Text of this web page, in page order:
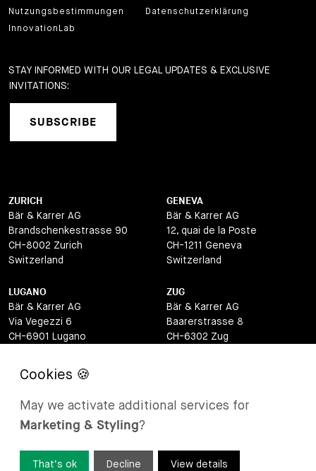
Nutzungsbestimmungen
Datenschutzerklärung
InnovationLab
STAY INFORMED WITH OUR LEGAL UPDATES & EXCLUSIVE
INVITATIONS:
SUBSCRIBE
ZURICH
Bär & Karrer AG
Brandschenkestrasse 90
CH-8002 Zurich
Switzerland
GENEVA
Bär & Karrer AG
12, quai de la Poste
CH-1211 Geneva
Switzerland
LUGANO
Bär & Karrer AG
Via Vegezzi 6
CH-6901 Lugano
ZUG
Bär & Karrer AG
Baarerstrasse 8
CH-6302 Zug
BASEL
Lange Gasse 47
CH-4052 Basel
Via Maistra 2
May we activate additional services for
Marketing & Styling?
View details
Decline
That’s ok